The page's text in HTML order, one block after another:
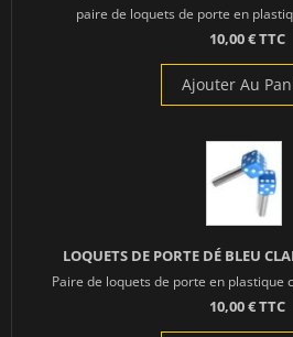
paire de loquets de porte en
10,00 € TTC
Ajouter Au
LOQUETS DE PORTE DÉ BLEU
Paire de loquets de porte en plastique
10,00 € TTC